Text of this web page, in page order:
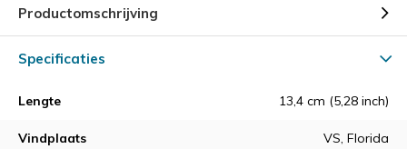
Productomschrijving
Specificaties
Lengte 13,4 cm (5,28 inch)
Vindplaats VS, Florida